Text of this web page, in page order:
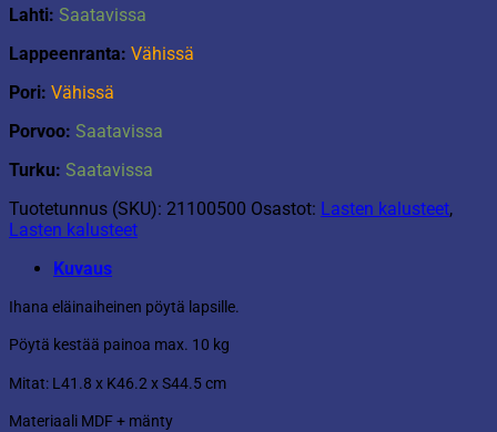
Lahti: Saatavissa
Lappeenranta: Vähissä
Pori: Vähissä
Porvoo: Saatavissa
Turku: Saatavissa
Tuotetunnus (SKU): 21100500 Osastot: Lasten kalusteet,
Lasten kalusteet
Kuvaus
Ihana eläinaiheinen pöytä lapsille.
Pöytä kestää painoa max. 10 kg
Mitat: L41.8 x K46.2xS44.5 cm
Materiaali MDF + mänty